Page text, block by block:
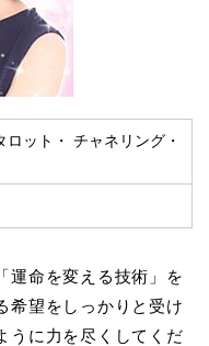
ロット・ チャネリング・
運命を変える技術」を
希望をしっかりと受け
うに力を尽くしてくだ